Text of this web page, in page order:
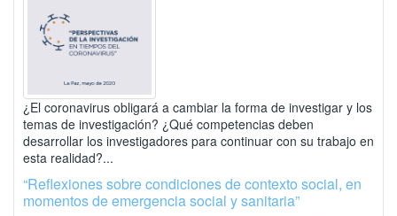
¿El coronavirus obligará a cambiar la forma de investigar y los
temas de investigación? ¿Qué competencias deben
desarrollar los investigadores para continuar con su trabajo en
esta realidad?...
“Reflexiones sobre condiciones de contexto social, en
momentos de emergencia social y sanitaria”